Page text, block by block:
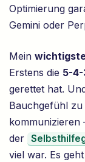
Optimierung
Gemini oder
Mein
Erstens die 5-4-
gerettet hat.
Bauchgefühl
kommunizieren
der
viel war. Es